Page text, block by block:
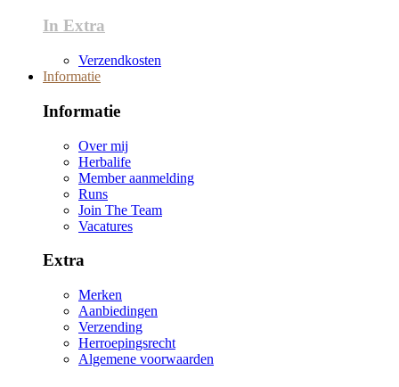
In Extra
Verzendkosten
Informatie
Informatie
Over mij
Herbalife
Member aanmelding
Runs
Join The Team
Vacatures
Extra
Merken
Aanbiedingen
Verzending
Herroepingsrecht
Algemene voorwaarden